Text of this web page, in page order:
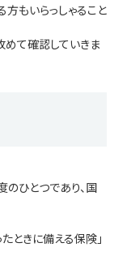
もいらっしゃること
て確認していきま
ひとつであり、国
ときに備える保険」